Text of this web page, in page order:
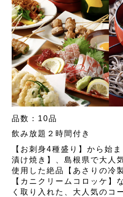
品数：10品
飲み放題２時間付き
【お刺身4種盛り】から始
漬け焼き】、島根県で大人
使用した絶品【あさりの冷
【カニクリームコロッケ】
く取り入れた、大人気のコ